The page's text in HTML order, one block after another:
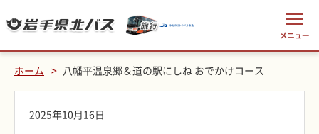
ホーム 八幡平温泉郷＆道の駅にしね おでかけコース
2025年10月16日